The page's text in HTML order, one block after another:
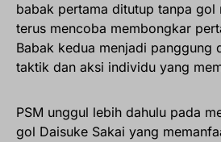
babak pertama ditutup tanpa gol
terus mencoba membongkar
Babak kedua menjadi panggung
taktik dan aksi individu yang
PSM unggul lebih dahulu pada
gol Daisuke Sakai yang